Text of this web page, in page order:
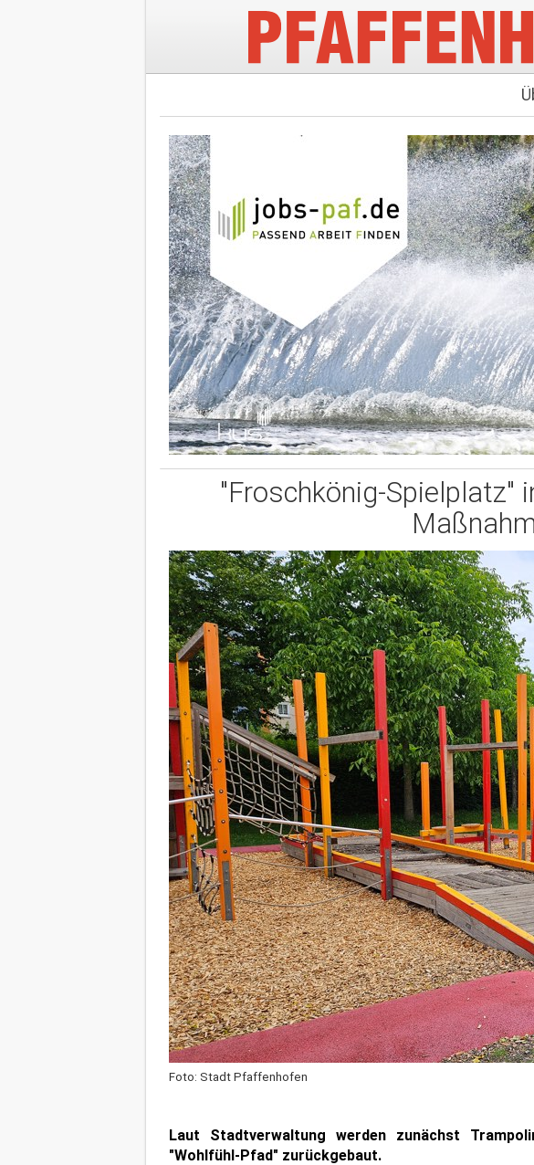
"Froschkönig-Spielplatz"
Foto: Stadt Pfaffenhofen
Laut Stadtverwaltung werden zunächst
"Wohlfühl-Pfad" zurückgebaut.